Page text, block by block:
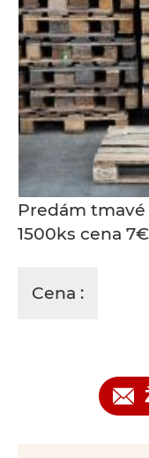
Predám
1500ks cena
Cena :